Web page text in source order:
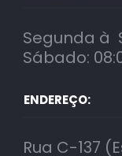
Segunda à
Sábado:
ENDEREÇO:
Rua C-137